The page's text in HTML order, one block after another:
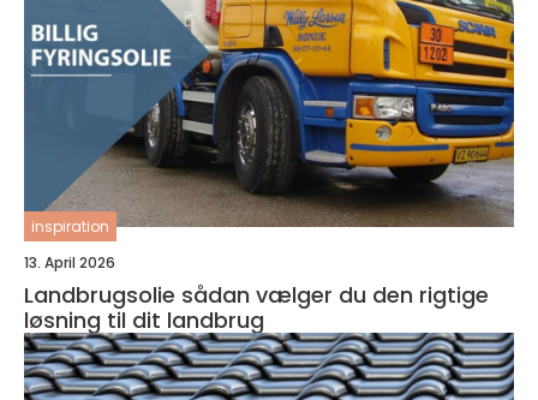
inspiration
13. April 2026
Landbrugsolie sådan vælger du den rigtige
løsning til dit landbrug